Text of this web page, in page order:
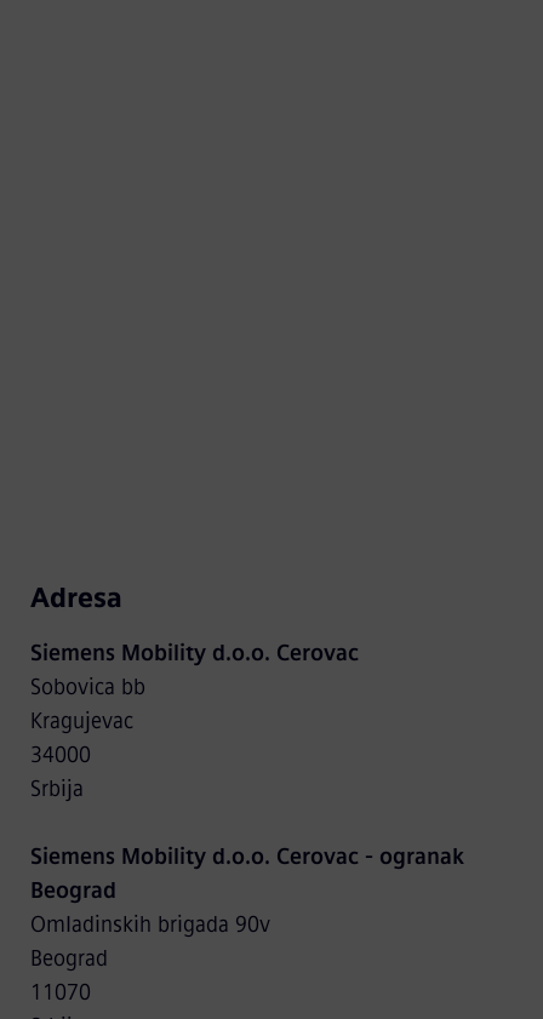
Adresa
Siemens Mobility d.o.o. Cerovac
Sobovica bb
Kragujevac
34000
Srbija
Siemens Mobility d.o.o. Cerovac - ogranak
Beograd
Omladinskih brigada 90v
Beograd
11070